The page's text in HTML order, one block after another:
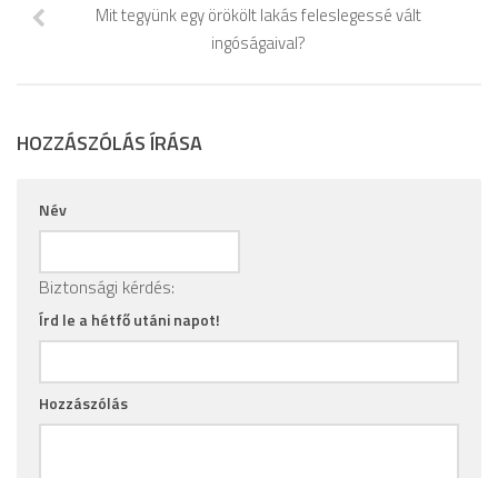
Mit tegyünk egy örökölt lakás feleslegessé vált
ingóságaival?
HOZZÁSZÓLÁS ÍRÁSA
Név
Biztonsági kérdés:
Írd le a hétfő utáni napot!
Hozzászólás